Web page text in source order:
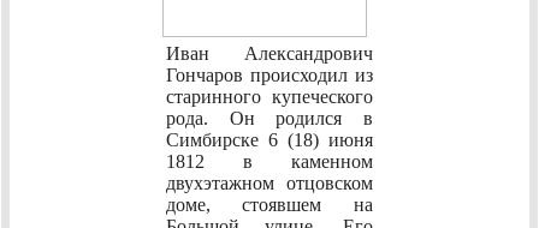
Иван Александрович
Гончаров происходил из
старинного купеческого
рода. Он родился в
Симбирске 6 (18) июня
1812 в каменном
двухэтажном отцовском
доме, стоявшем на